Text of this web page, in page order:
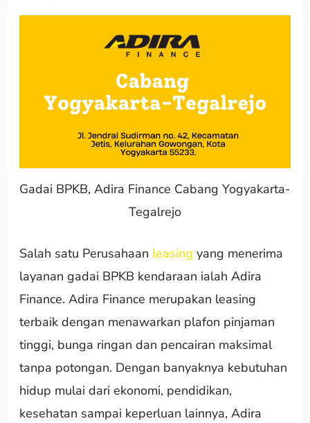
Gadai BPKB, Adira Finance Cabang Yogyakarta-
Tegalrejo
Salah satu Perusahaan leasing yang menerima
layanan gadai BPKB kendaraan ialah Adira
Finance. Adira Finance merupakan leasing
terbaik dengan menawarkan plafon pinjaman
tinggi, bunga ringan dan pencairan maksimal
tanpa potongan. Dengan banyaknya kebutuhan
hidup mulai dari ekonomi, pendidikan,
kesehatan sampai keperluan lainnya, Adira